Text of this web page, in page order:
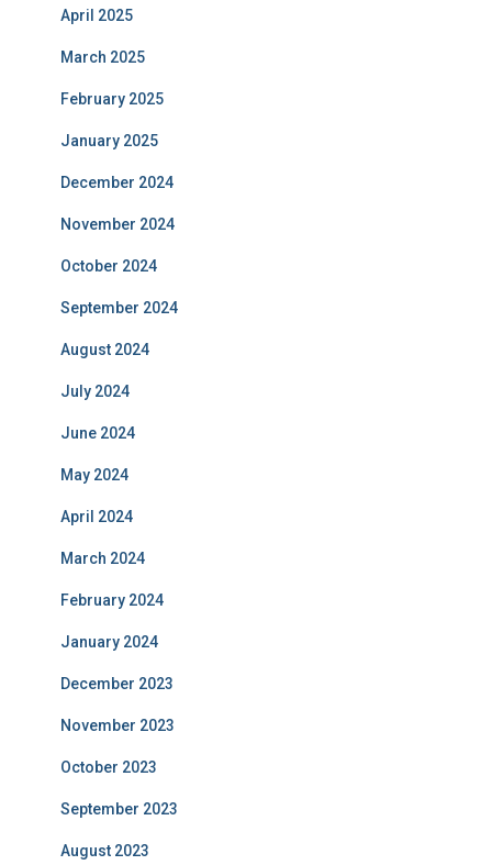
April 2025
March 2025
February 2025
January 2025
December 2024
November 2024
October 2024
September 2024
August 2024
July 2024
June 2024
May 2024
April 2024
March 2024
February 2024
January 2024
December 2023
November 2023
October 2023
September 2023
August 2023